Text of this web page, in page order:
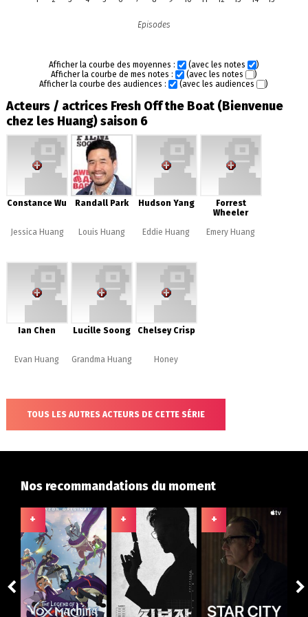
Episodes
Afficher la courbe des moyennes : (avec les notes
)
Afficher la courbe de mes notes :
(avec les notes
)
Afficher la courbe des audiences :
(avec les audiences )
Acteurs / actrices Fresh Off the Boat (Bienvenue
chez les Huang) saison 6
Constance Wu
Jessica Huang
Randall Park
Louis Huang
Hudson Yang
Eddie Huang
Forrest
Wheeler
Emery Huang
Ian Chen
Evan Huang
Lucille Soong
Grandma Huang
Chelsey Crisp
Honey
TOUS LES AUTRES ACTEURS DE CETTE SÉRIE
Nos recommandations du moment
+ + +